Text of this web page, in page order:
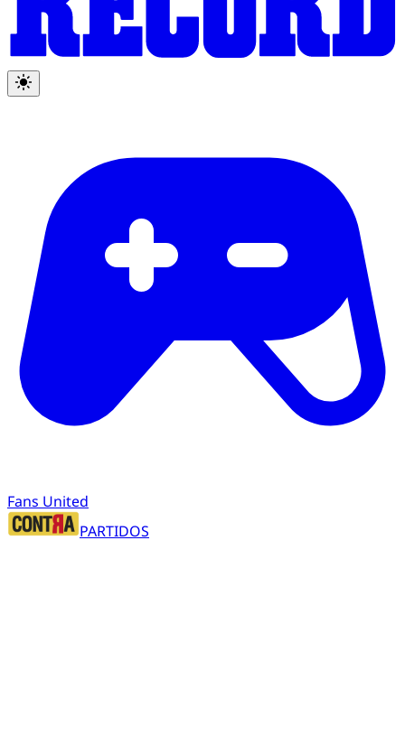
Fans United
PARTIDOS